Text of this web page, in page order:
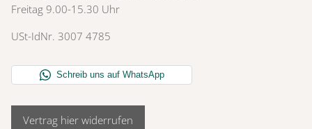
Freitag 9.00-15.30 Uhr
USt-IdNr. 3007 4785
Vertrag hier widerrufen